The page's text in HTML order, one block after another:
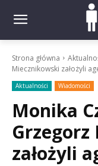
Strona główna
Miecznikowski założyli
Aktualności Wiadomości
Monika
założyli